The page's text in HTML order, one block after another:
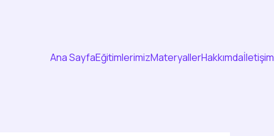
Ana SayfaEğitimlerimizMateryallerHakkımdaİletişim